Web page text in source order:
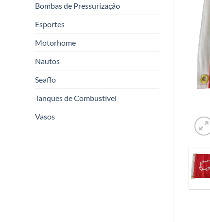
Bombas de Pressurização
Esportes
Motorhome
Nautos
Seaflo
Tanques de Combustível
Vasos